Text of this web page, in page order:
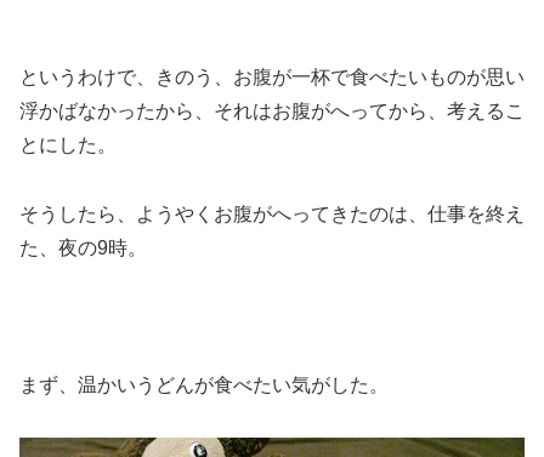
というわけで、きのう、お腹が一杯で食べたいものが思い
浮かばなかったから、それはお腹がへってから、考えるこ
とにした。
そうしたら、ようやくお腹がへってきたのは、仕事を終え
た、夜の9時。
まず、温かいうどんが食べたい気がした。